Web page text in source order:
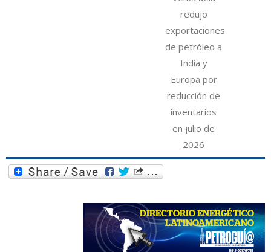
redujo
exportaciones
de petróleo a
India y
Europa por
reducción de
inventarios
en julio de
2026